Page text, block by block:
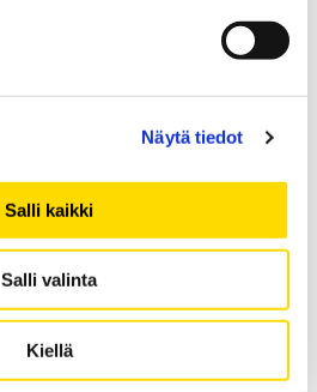
Näytä tiedot
Salli kaikki
Salli valinta
Kiellä
Centre Cooling for a Greener